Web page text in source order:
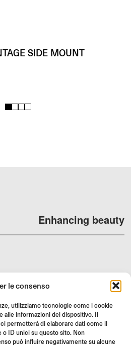
le consenso
utilizziamo tecnologie come i cookie
alle informazioni del dispositivo. Il
permetterà di elaborare dati come il
ID unici su questo sito. Non
può influire negativamente su alcune
SIDE MOUNT
1 2 3 4
Enhancing beauty